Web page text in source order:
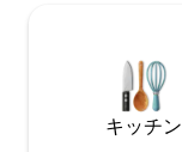
キッチン